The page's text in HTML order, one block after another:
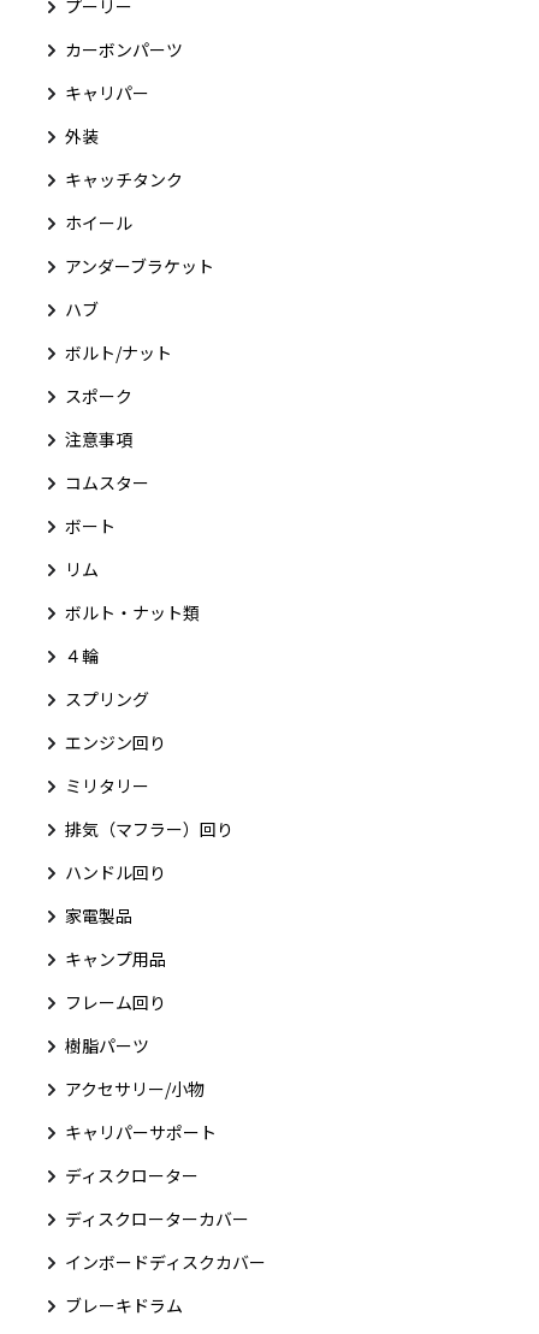
プーリー
カーボンパーツ
キャリパー
外装
キャッチタンク
ホイール
アンダーブラケット
ハブ
ボルト/ナット
スポーク
注意事項
コムスター
ボート
リム
ボルト・ナット類
４輪
スプリング
エンジン回り
ミリタリー
排気（マフラー）回り
ハンドル回り
家電製品
キャンプ用品
フレーム回り
樹脂パーツ
アクセサリー/小物
キャリパーサポート
ディスクローター
ディスクローターカバー
インボードディスクカバー
ブレーキドラム